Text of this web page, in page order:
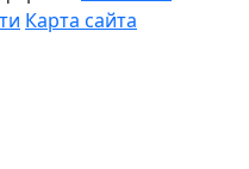
Карта сайта